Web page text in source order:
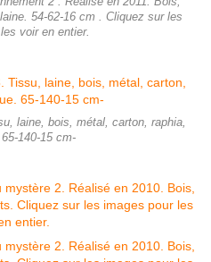
54-62-16 cm . Cliquez sur les
voir en entier.
laine, bois, métal, carton, raphia,
140-15 cm-